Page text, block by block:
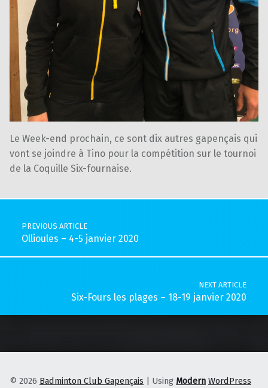
Le Week-end prochain, ce sont dix autres gapençais qui
vont se joindre à Tino pour la compétition sur le tournoi
de la Coquille Six-fournaise.
Skip back to main navigation
Post navigation
PREVIOUS ARTICLE
Ollioules – 4-5 janvier 2020
NEXT ARTICLE
Six-Fours les plages – 18-19 janvier 2020
© 2026 Badminton Club Gapençais | Using Modern WordPress